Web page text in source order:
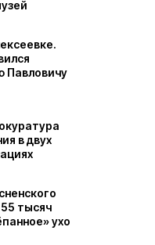
Павловичу
в двух
тысяч
ухо